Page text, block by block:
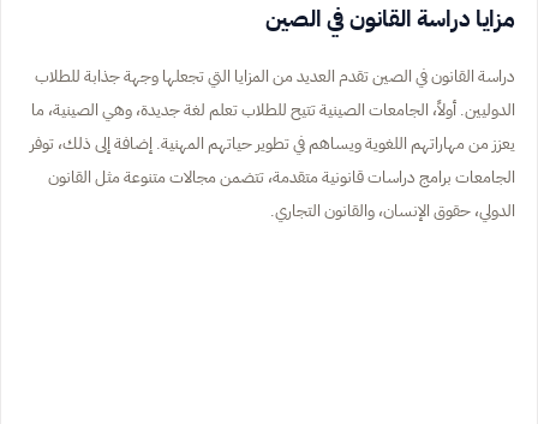
مزايا دراسة القانون في الصين
دراسة القانون في الصين تقدم العديد من المزايا التي تجعلها وجهة جذابة للطلاب
الدوليين. أولاً، الجامعات الصينية تتيح للطلاب تعلم لغة جديدة، وهي الصينية، ما
يعزز من مهاراتهم اللغوية ويساهم في تطوير حياتهم المهنية. إضافة إلى ذلك، توفر
الجامعات برامج دراسات قانونية متقدمة، تتضمن مجالات متنوعة مثل القانون
الدولي، حقوق الإنسان، والقانون التجاري.